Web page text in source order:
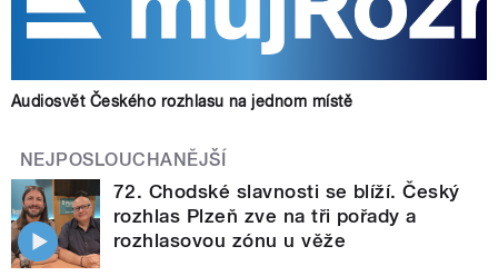
Audiosvět Českého rozhlasu na jednom místě
NEJPOSLOUCHANĚJŠÍ
72. Chodské slavnosti se blíží. Český
rozhlas Plzeň zve na tři pořady a
rozhlasovou zónu u věže